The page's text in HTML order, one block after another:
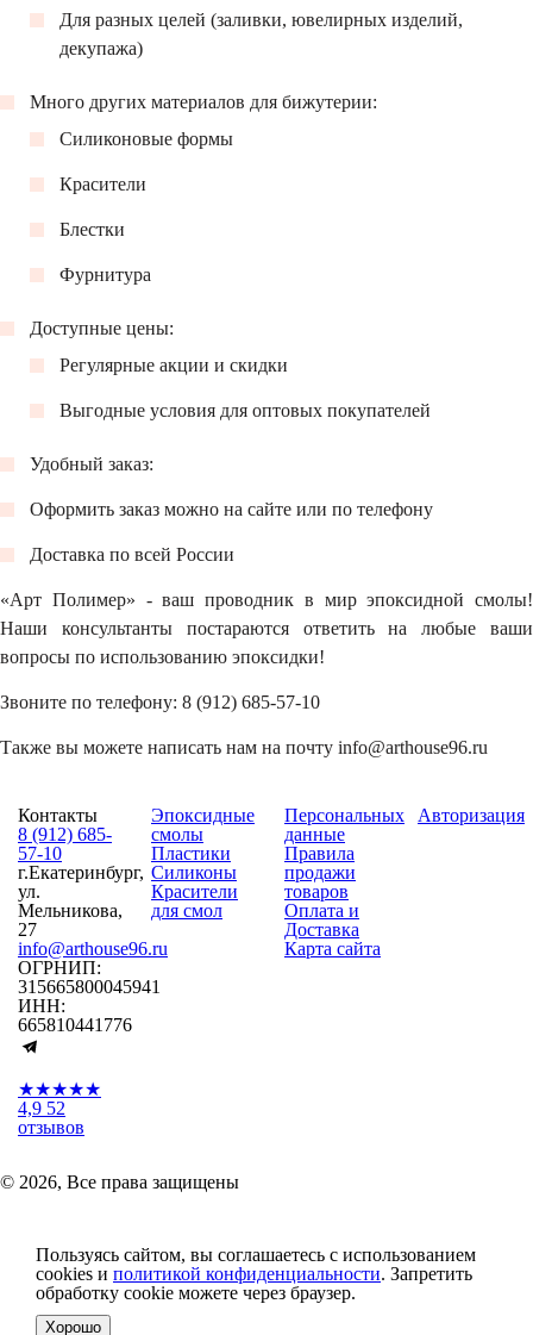
Для разных целей (заливки, ювелирных изделий,
декупажа)
Много других материалов для бижутерии:
Силиконовые формы
Красители
Блестки
Фурнитура
Доступные цены:
Регулярные акции и скидки
Выгодные условия для оптовых покупателей
Удобный заказ:
Оформить заказ можно на сайте или по телефону
Доставка по всей России
«Арт Полимер» - ваш проводник в мир эпоксидной смолы!
Наши консультанты постараются ответить на любые ваши
вопросы по использованию эпоксидки!
Звоните по телефону: 8 (912) 685-57-10
Также вы можете написать нам на почту info@arthouse96.ru
Контакты
8 (912) 685-
57-10
г.Екатеринбург,
ул.
Мельникова,
27
info@arthouse96.ru
ОГРНИП:
315665800045941
ИНН:
665810441776
★★★★★
4,9 52
отзывов
Эпоксидные
смолы
Пластики
Силиконы
Красители
для смол
Персональных
данные
Правила
продажи
товаров
Оплата и
Доставка
Карта сайта
Авторизация
© 2026, Все права защищены
Пользуясь сайтом, вы соглашаетесь с использованием
cookies и политикой конфиденциальности. Запретить
обработку cookie можете через браузер.
Хорошо